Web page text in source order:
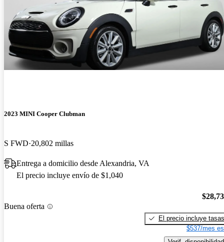
2023 MINI Cooper Clubman
S FWD 20,802 millas
Entrega a domicilio desde Alexandria, VA
El precio incluye envío de $1,040
Buena oferta
El precio incluye tasas
$537/mes